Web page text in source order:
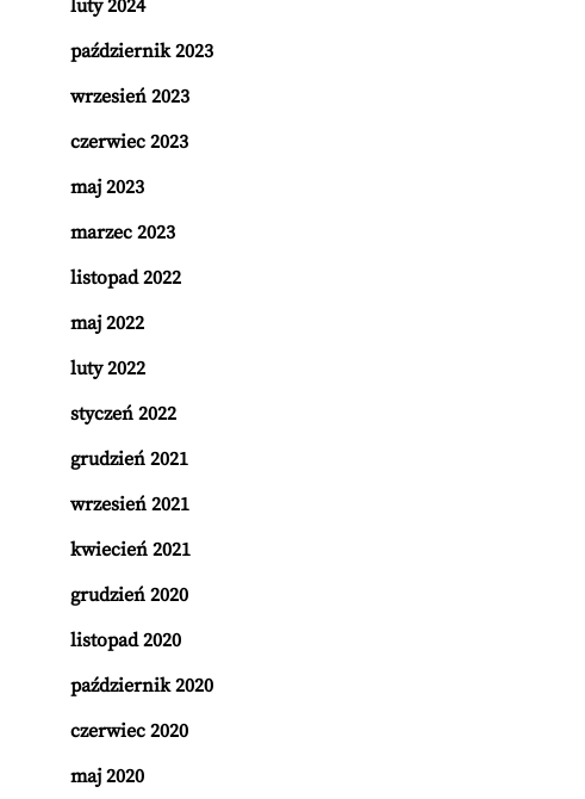
luty 2024
październik 2023
wrzesień 2023
czerwiec 2023
maj 2023
marzec 2023
listopad 2022
maj 2022
luty 2022
styczeń 2022
grudzień 2021
wrzesień 2021
kwiecień 2021
grudzień 2020
listopad 2020
październik 2020
czerwiec 2020
maj 2020